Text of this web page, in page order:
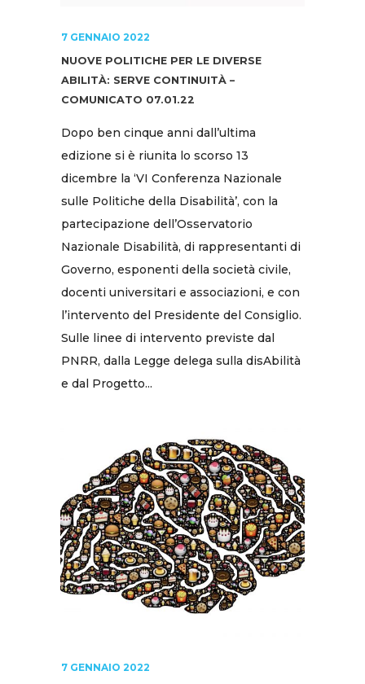
7 GENNAIO 2022
NUOVE POLITICHE PER LE DIVERSE
ABILITÀ: SERVE CONTINUITÀ –
COMUNICATO 07.01.22
Dopo ben cinque anni dall’ultima
edizione si è riunita lo scorso 13
dicembre la ‘VI Conferenza Nazionale
sulle Politiche della Disabilità’, con la
partecipazione dell’Osservatorio
Nazionale Disabilità, di rappresentanti di
Governo, esponenti della società civile,
docenti universitari e associazioni, e con
l’intervento del Presidente del Consiglio.
Sulle linee di intervento previste dal
PNRR, dalla Legge delega sulla disAbilità
e dal Progetto...
7 GENNAIO 2022